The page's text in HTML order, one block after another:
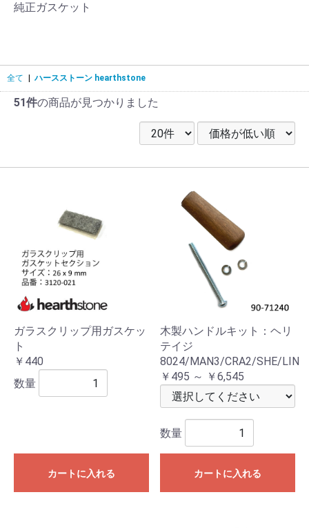
純正ガスケット
全て ハースストーン hearthstone
51件の商品が見つかりました
ガラスクリップ用ガスケッ
ト
￥440
数量
カートに入れる
木製ハンドルキット：ヘリ
テイジ
8024/MAN3/CRA2/SHE/LIN
￥495 ～ ￥6,545
数量
カートに入れる